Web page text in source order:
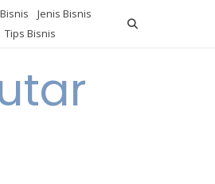
Jenis Bisnis
Tips Bisnis